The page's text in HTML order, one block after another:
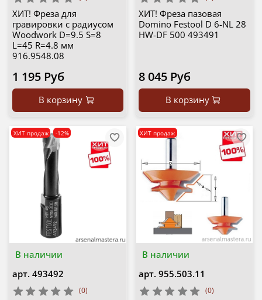
ХИТ! Фреза для
гравировки с радиусом
Woodwork D=9.5 S=8
L=45 R=4.8 мм
916.9548.08
1 195 Руб
В корзину
ХИТ! Фреза пазовая
Domino Festool D 6-NL 28
HW-DF 500 493491
8 045 Руб
В корзину
В наличии
ХИТ продаж -12%
арт. 493492
(0)
В наличии
ХИТ продаж
арт. 955.503.11
(0)